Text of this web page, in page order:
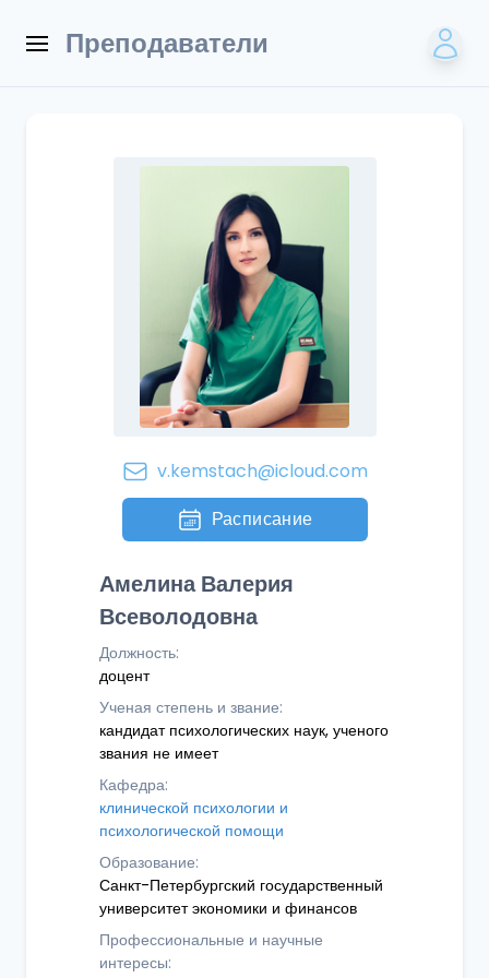
Преподаватели
v.kemstach@icloud.com
Расписание
Амелина Валерия
Всеволодовна
Должность:
доцент
Ученая степень и звание:
кандидат психологических наук, ученого
звания не имеет
Кафедра:
клинической психологии и
психологической помощи
Образование:
Санкт-Петербургский государственный
университет экономики и финансов
Профессиональные и научные
интересы: